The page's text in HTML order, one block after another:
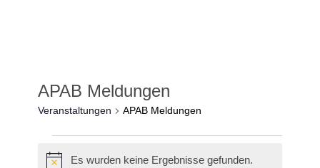
APAB Meldungen
Veranstaltungen APAB Meldungen
Es wurden keine Ergebnisse gefunden.